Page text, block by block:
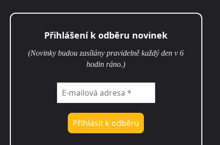
Přihlášení k odběru novinek
(Novinky budou zasílány pravidelně každý den v 6
hodin ráno.)